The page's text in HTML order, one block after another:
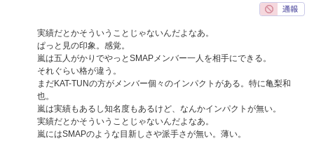
実績だとかそういうことじゃないんだよなあ。
ぱっと見の印象。感覚。
嵐は五人がかりでやっとSMAPメンバー一人を相手にできる。
それぐらい格が違う。
まだKAT-TUNの方がメンバー個々のインパクトがある。特に亀梨和
也。
嵐は実績もあるし知名度もあるけど、なんかインパクトが無い。
実績だとかそういうことじゃないんだよなあ。
嵐にはSMAPのような目新しさや派手さが無い。薄い。